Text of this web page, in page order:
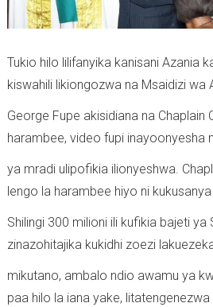
Tukio hilo lilifanyika kanisani Azania
kiswahili likiongozwa na Msaidizi wa
George Fupe akisidiana na Chaplain
harambee, video fupi inayoonyesha
ya mradi ulipofikia ilionyeshwa.
lengo la harambee hiyo ni
Shilingi 300 milioni ili kufikia bajeti ya
zinazohitajika kukidhi zoezi
mikutano, ambalo ndio awamu ya
paa hilo la iana yake, litatengenezwa